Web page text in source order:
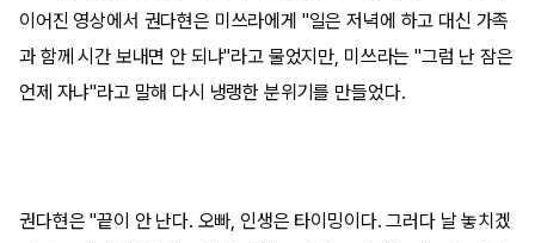
이어진 영상에서 권다현은 미쓰라에게 "일은 저녁에 하고 대신 가족
과 함께 시간 보내면 안 되냐"라고 물었지만, 미쓰라는 "그럼 난 잠은
언제 자냐"라고 말해 다시 냉랭한 분위기를 만들었다.
권다현은 "끝이 안 난다. 오빠, 인생은 타이밍이다. 그러다 날 놓치겠